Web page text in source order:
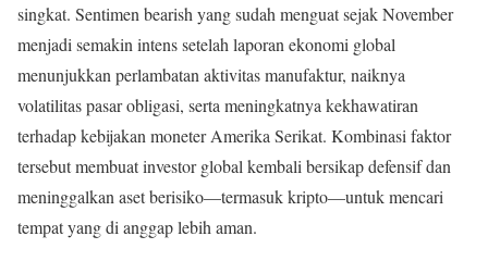
singkat. Sentimen bearish yang sudah menguat sejak November
menjadi semakin intens setelah laporan ekonomi global
menunjukkan perlambatan aktivitas manufaktur, naiknya
volatilitas pasar obligasi, serta meningkatnya kekhawatiran
terhadap kebijakan moneter Amerika Serikat. Kombinasi faktor
tersebut membuat investor global kembali bersikap defensif dan
meninggalkan aset berisiko—termasuk kripto—untuk mencari
tempat yang di anggap lebih aman.